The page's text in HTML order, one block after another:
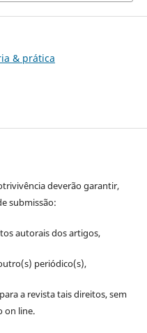
& prática
deverão garantir,
submissão:
autorais dos artigos,
periódico(s),
a revista tais direitos, sem
on line.